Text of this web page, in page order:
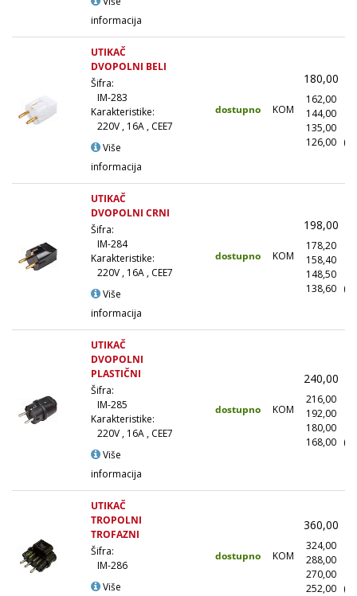
informacija
UTIKAČ
DVOPOLNI BELI
Šifra:
IM-283
Karakteristike:
220V , 16A , CEE7
Više
informacija
dostupno KOM
180,00
162,00
144,00
135,00
126,00
UTIKAČ
DVOPOLNI CRNI
Šifra:
IM-284
Karakteristike:
220V , 16A , CEE7
Više
informacija
dostupno KOM
198,00
178,20
158,40
148,50
138,60
UTIKAČ
DVOPOLNI
PLASTIČNI
Šifra:
IM-285
Karakteristike:
220V , 16A , CEE7
Više
informacija
dostupno KOM
240,00
216,00
192,00
180,00
168,00
UTIKAČ
TROPOLNI
TROFAZNI
Šifra:
IM-286
Više
dostupno KOM
360,00
324,00
288,00
270,00
252,00